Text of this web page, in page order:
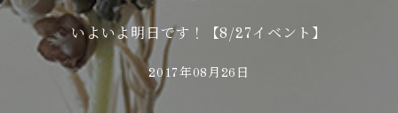
いよいよ明日です！【8/27イベント】
2017年08月26日